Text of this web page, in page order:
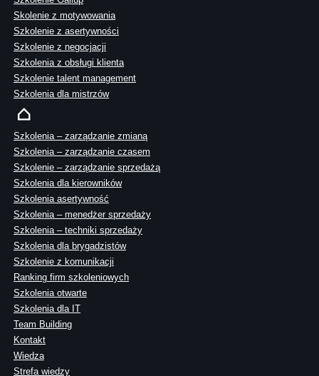
Skolenie z motywowania
Szkolenie z asertywności
Szkolenie z negocjacji
Szkolenia z obsługi klienta
Szkolenie talent management
Szkolenia dla mistrzów
Szkolenia – zarządzanie zmianą
Szkolenia – zarządzanie czasem
Szkolenie – zarządzanie sprzedażą
Szkolenia dla kierowników
Szkolenia asertywność
Szkolenia – menedżer sprzedaży
Szkolenia – techniki sprzedaży
Szkolenia dla brygadzistów
Szkolenie z komunikacji
Ranking firm szkoleniowych
Szkolenia otwarte
Szkolenia dla IT
Team Building
Kontakt
Wiedza
Strefa wiedzy